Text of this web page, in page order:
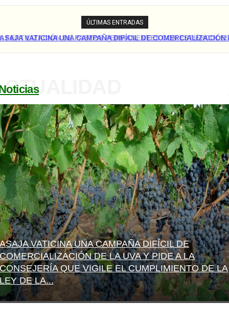
ÚLTIMAS ENTRADAS
VATICINA UNA CAMPAÑA DIFÍCIL DE COMERCIALIZACIÓN
ASAJA VATICINA UNA CAMPAÑA DIFÍCIL DE
COMERCIALIZACIÓN DE LA UVA Y PIDE A LA
CONSEJERÍA QUE VIGILE EL CUMPLIMIENTO DE LA
LEY DE LA...